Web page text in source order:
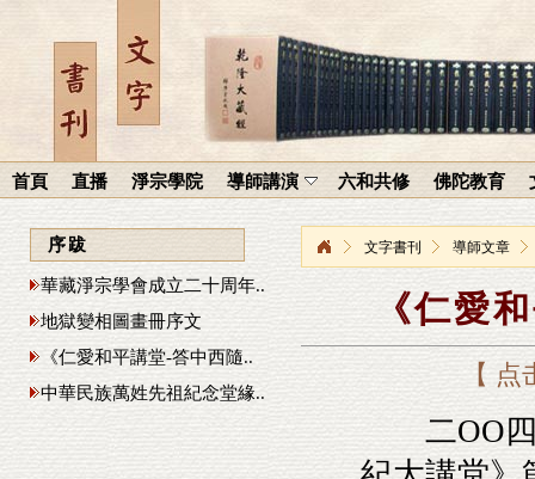
首頁 直播 淨宗學院 導師講演 六和共修 佛陀教育
序跋
華藏淨宗學會成立二十周年..
地獄變相圖畫冊序文
《仁愛和平講堂-答中西隨..
中華民族萬姓先祖紀念堂緣..
文字書刊 導師文章
《仁愛
【
二ΟΟ四年